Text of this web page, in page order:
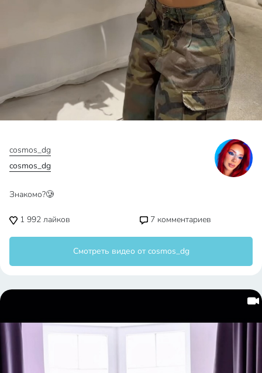
cosmos_dg
cosmos_dg
Знакомо?🥲
1 992 лайков 7 комментариев
Смотреть видео от cosmos_dg